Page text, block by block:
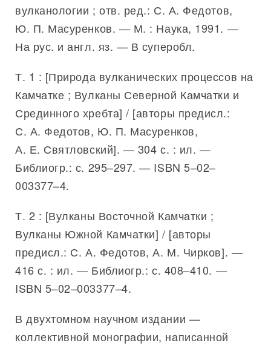
вулканологии ; отв. ред.: С. А. Федотов,
Ю. П. Масуренков. — М. : Наука, 1991. —
На рус. и англ. яз. — В суперобл.
Т. 1 : [Природа вулканических процессов на
Камчатке ; Вулканы Северной Камчатки и
Срединного хребта] / [авторы предисл.:
С. А. Федотов, Ю. П. Масуренков,
А. Е. Святловский]. — 304 с. : ил. —
Библиогр.: с. 295–297. — ISBN 5–02–
003377–4.
Т. 2 : [Вулканы Восточной Камчатки ;
Вулканы Южной Камчатки] / [авторы
предисл.: С. А. Федотов, А. М. Чирков]. —
416 с. : ил. — Библиогр.: с. 408–410. —
ISBN 5–02–003377–4.
В двухтомном научном издании —
коллективной монографии, написанной